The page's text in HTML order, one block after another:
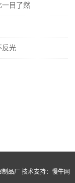
一目了然
反光
品厂 技术支持： 慢牛网